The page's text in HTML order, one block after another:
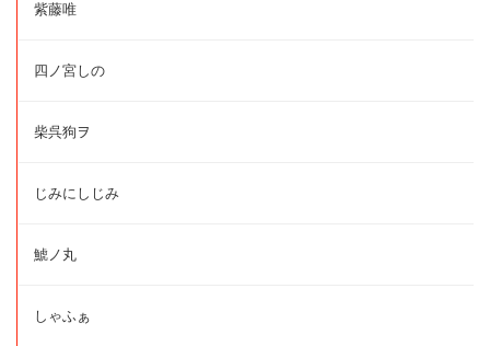
紫藤唯
四ノ宮しの
柴呉狗ヲ
じみにしじみ
鯱ノ丸
しゃふぁ